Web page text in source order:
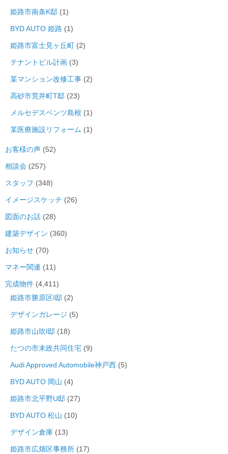
姫路市南条K邸 (1)
BYD AUTO 姫路 (1)
姫路市富士見ヶ丘町 (2)
テナントビル計画 (3)
某マンション改修工事 (2)
高砂市荒井町T邸 (23)
メルセデスベンツ島根 (1)
某医療施設リフォーム (1)
お客様の声 (52)
相談会 (257)
スタッフ (348)
イメージスケッチ (26)
図面のお話 (28)
建築デザイン (360)
お知らせ (70)
マネー関連 (11)
完成物件 (4,411)
姫路市勝原区I邸 (2)
デザインガレージ (5)
姫路市山吹I邸 (18)
たつの市末政共同住宅 (9)
Audi Approved Automobile神戸西 (5)
BYD AUTO 岡山 (4)
姫路市北平野U邸 (27)
BYD AUTO 松山 (10)
デザイン倉庫 (13)
姫路市広畑区事務所 (17)